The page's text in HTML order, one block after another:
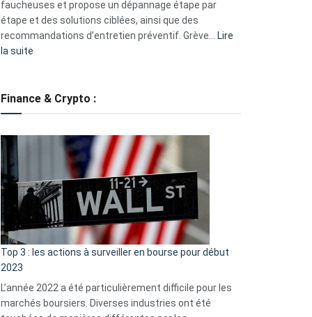
faucheuses et propose un dépannage étape par
étape et des solutions ciblées, ainsi que des
recommandations d’entretien préventif. Grève…
Lire
la suite
tondeuses
démarrage
courants
et
guide
d’auto-
assistance
Finance & Crypto :
Top 3 : les actions à surveiller en bourse pour début
2023
L’année 2022 a été particulièrement difficile pour les
marchés boursiers. Diverses industries ont été